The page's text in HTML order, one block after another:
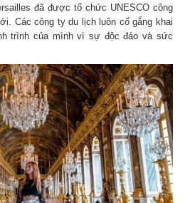
đã được tổ chức UNESCO công
Các công ty du lịch luôn cố gắng khai
trình của mình vì sự độc đáo và sức